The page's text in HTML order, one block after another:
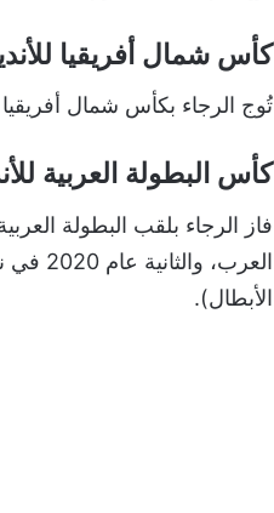
كأس شمال أفريقيا
تُوج الرجاء بكأس شمال أفريقيا
كأس البطولة العربية
الأبطال).